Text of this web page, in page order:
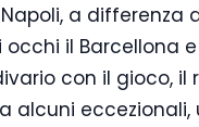
a differenza
il Barcellona
con il gioco,
alcuni